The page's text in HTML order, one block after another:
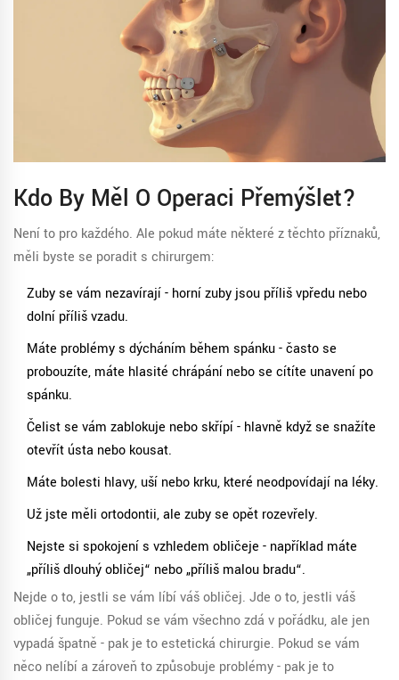
Kdo By Měl O Operaci Přemýšlet?
Není to pro každého. Ale pokud máte některé z těchto příznaků,
měli byste se poradit s chirurgem:
Zuby se vám nezavírají - horní zuby jsou příliš vpředu nebo
dolní příliš vzadu.
Máte problémy s dýcháním během spánku - často se
probouzíte, máte hlasité chrápání nebo se cítíte unavení po
spánku.
Čelist se vám zablokuje nebo skřípí - hlavně když se snažíte
otevřít ústa nebo kousat.
Máte bolesti hlavy, uší nebo krku, které neodpovídají na léky.
Už jste měli ortodontii, ale zuby se opět rozevřely.
Nejste si spokojení s vzhledem obličeje - například máte
„příliš dlouhý obličej“ nebo „příliš malou bradu“.
Nejde o to, jestli se vám líbí váš obličej. Jde o to, jestli váš
obličej funguje. Pokud se vám všechno zdá v pořádku, ale jen
vypadá špatně - pak je to estetická chirurgie. Pokud se vám
něco nelíbí a zároveň to způsobuje problémy - pak je to